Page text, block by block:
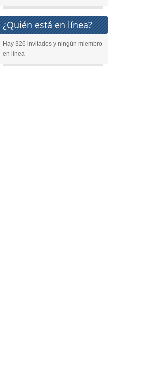
¿Quién está en línea?
Hay 326 invitados y ningún miembro
en línea